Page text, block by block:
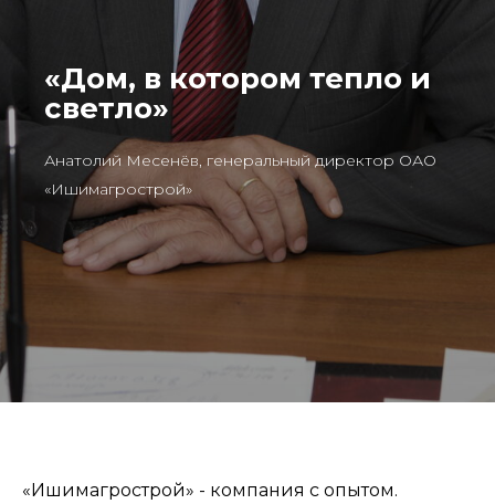
«Дом, в котором тепло и
светло»
Анатолий Месенёв, генеральный директор ОАО
«Ишимагрострой»
«Ишимагрострой» - компания с опытом.